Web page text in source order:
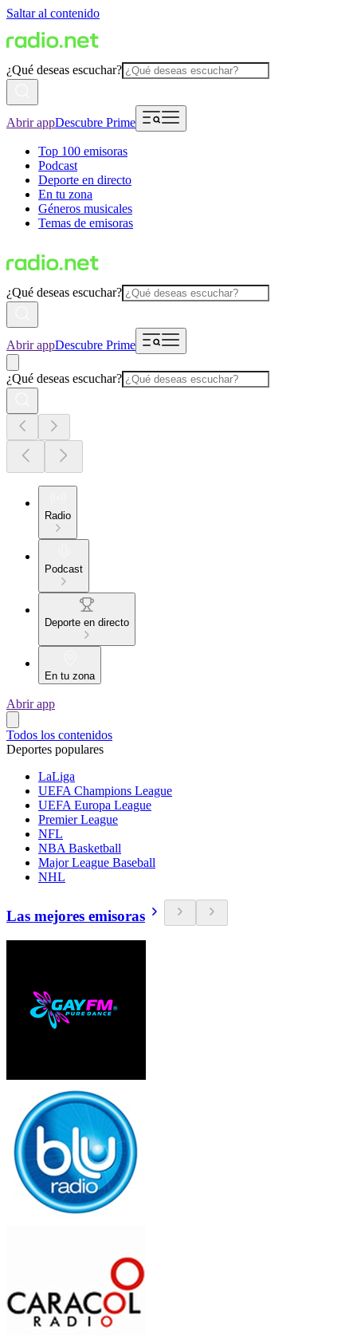
Saltar al contenido
¿Qué deseas escuchar?
Abrir appDescubre Prime
Top 100 emisoras
Podcast
Deporte en directo
En tu zona
Géneros musicales
Temas de emisoras
¿Qué deseas escuchar?
Abrir appDescubre Prime
¿Qué deseas escuchar?
Radio
Podcast
Deporte en directo
En tu zona
Abrir app
Todos los contenidos
Deportes populares
LaLiga
UEFA Champions League
UEFA Europa League
Premier League
NFL
NBA Basketball
Major League Baseball
NHL
Las mejores emisoras